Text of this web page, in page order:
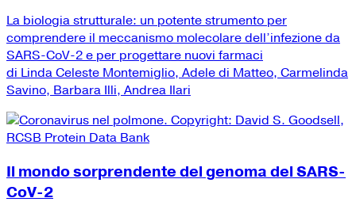
La biologia strutturale: un potente strumento per
comprendere il meccanismo molecolare dell’infezione da
SARS-CoV-2 e per progettare nuovi farmaci
di Linda Celeste Montemiglio, Adele di Matteo, Carmelinda
Savino, Barbara Illi, Andrea Ilari
Il mondo sorprendente del genoma del SARS-
CoV-2